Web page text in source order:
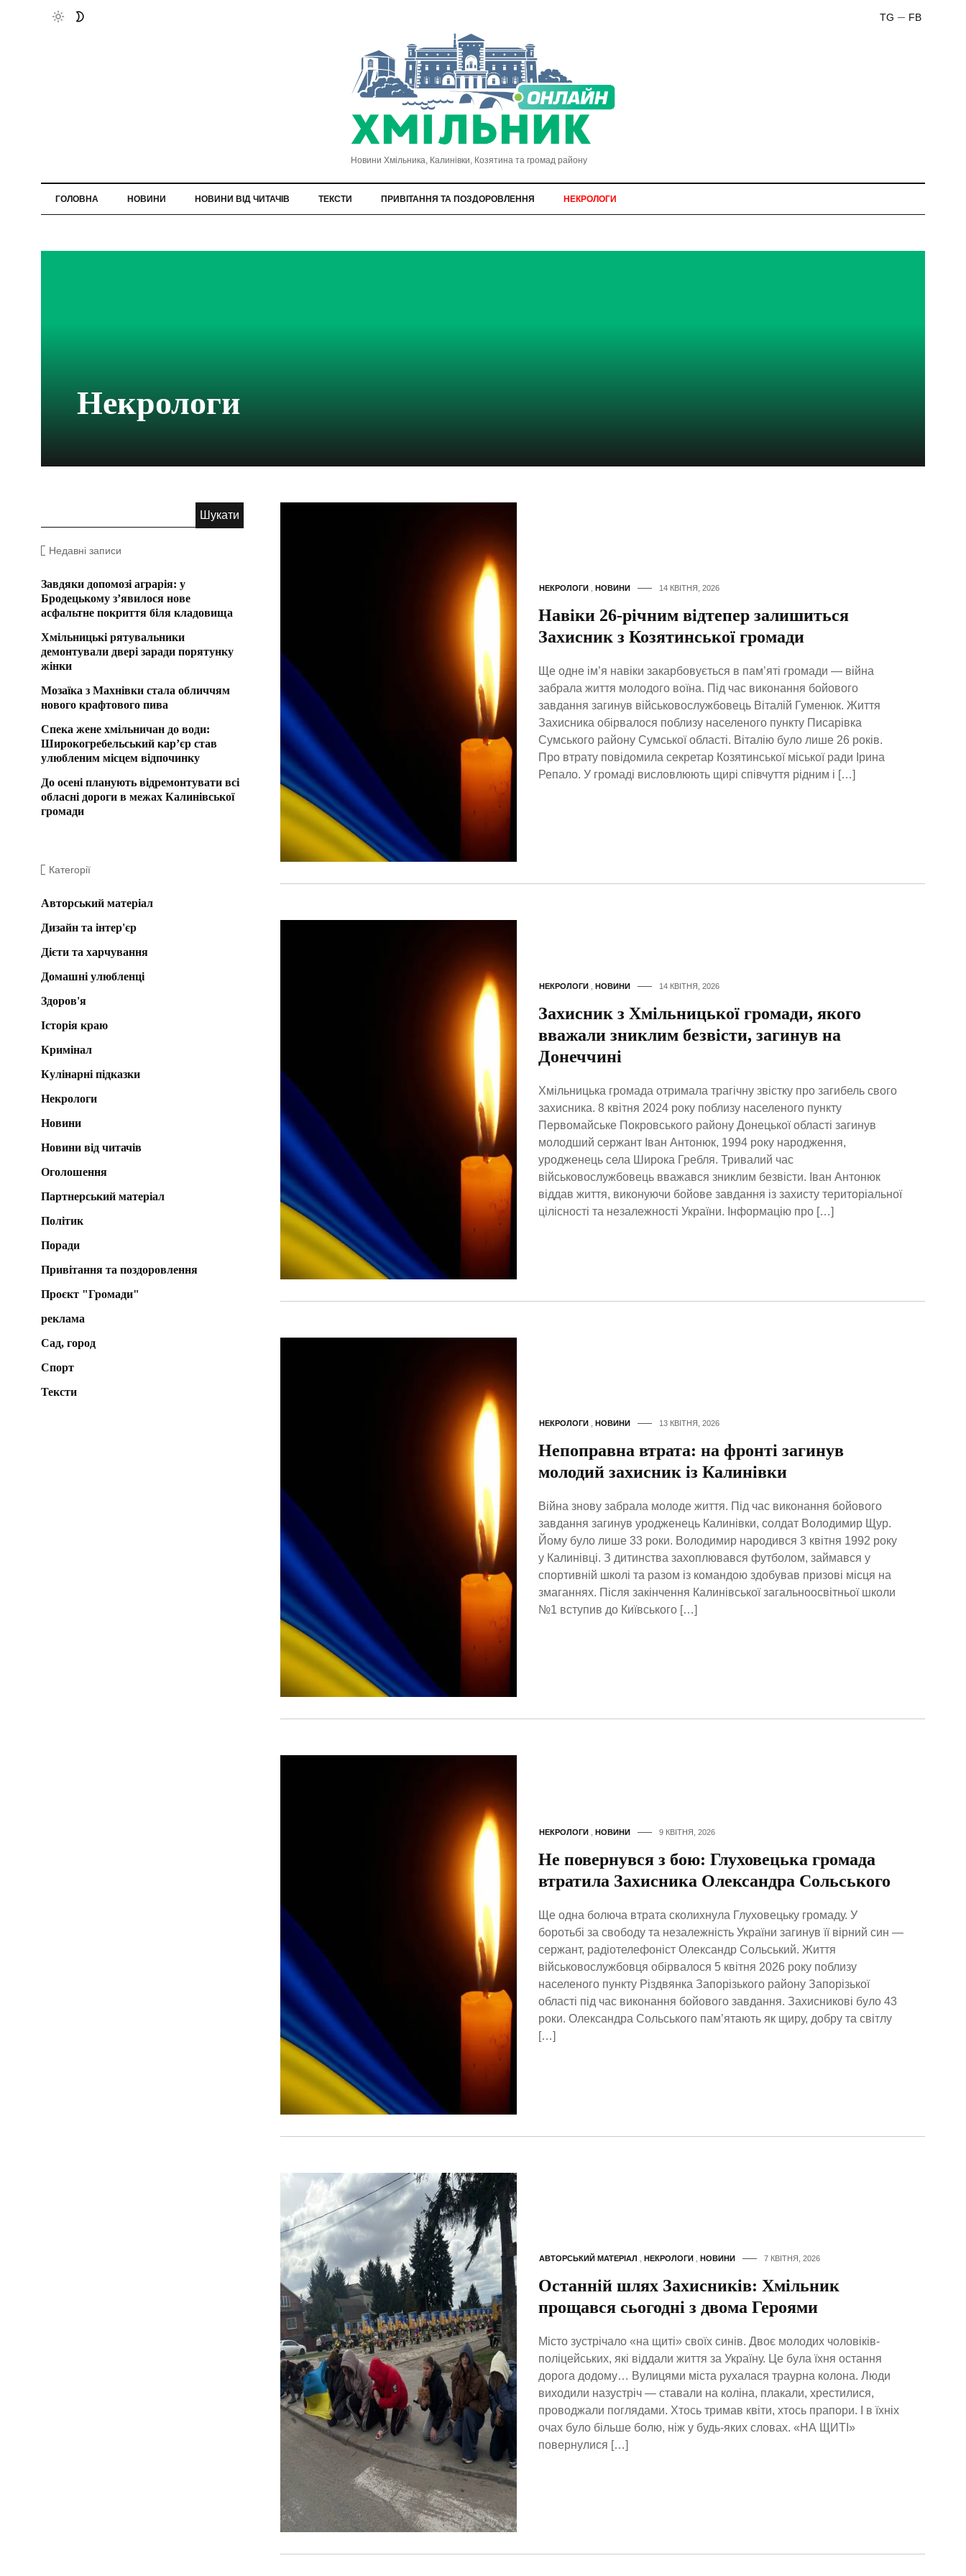
FB
TG
Новини Хмільника, Калинівки, Козятина та громад району
ГОЛОВНА НОВИНИ НОВИНИ ВІД ЧИТАЧІВ ТЕКСТИ ПРИВІТАННЯ ТА ПОЗДОРОВЛЕННЯ НЕКРОЛОГИ
Некрологи
НЕКРОЛОГИ, НОВИНИ 14 КВІТНЯ, 2026
Навіки 26-річним відтепер залишиться
Захисник з Козятинської громади
Ще одне ім’я навіки закарбовується в пам’яті громади — війна
забрала життя молодого воїна. Під час виконання бойового
завдання загинув військовослужбовець Віталій Гуменюк. Життя
Захисника обірвалося поблизу населеного пункту Писарівка
Сумського району Сумської області. Віталію було лише 26 років.
Про втрату повідомила секретар Козятинської міської ради Ірина
Репало. У громаді висловлюють щирі співчуття рідним і […]
НЕКРОЛОГИ, НОВИНИ 14 КВІТНЯ, 2026
Захисник з Хмільницької громади, якого
вважали зниклим безвісти, загинув на
Донеччині
Хмільницька громада отримала трагічну звістку про загибель свого
захисника. 8 квітня 2024 року поблизу населеного пункту
Первомайське Покровського району Донецької області загинув
молодший сержант Іван Антонюк, 1994 року народження,
уродженець села Широка Гребля. Тривалий час
військовослужбовець вважався зниклим безвісти. Іван Антонюк
віддав життя, виконуючи бойове завдання із захисту територіальної
цілісності та незалежності України. Інформацію про […]
НЕКРОЛОГИ, НОВИНИ 13 КВІТНЯ, 2026
Непоправна втрата: на фронті загинув
молодий захисник із Калинівки
Війна знову забрала молоде життя. Під час виконання бойового
завдання загинув уродженець Калинівки, солдат Володимир Щур.
Йому було лише 33 роки. Володимир народився 3 квітня 1992 року
у Калинівці. З дитинства захоплювався футболом, займався у
спортивній школі та разом із командою здобував призові місця на
змаганнях. Після закінчення Калинівської загальноосвітньої школи
№1 вступив до Київського […]
НЕКРОЛОГИ, НОВИНИ 9 КВІТНЯ, 2026
Не повернувся з бою: Глуховецька громада
втратила Захисника Олександра Сольського
Ще одна болюча втрата сколихнула Глуховецьку громаду. У
боротьбі за свободу та незалежність України загинув її вірний син —
сержант, радіотелефоніст Олександр Сольський. Життя
військовослужбовця обірвалося 5 квітня 2026 року поблизу
населеного пункту Різдвянка Запорізького району Запорізької
області під час виконання бойового завдання. Захисникові було 43
роки. Олександра Сольського пам’ятають як щиру, добру та світлу
[…]
АВТОРСЬКИЙ МАТЕРІАЛ НЕКРОЛОГИ, НОВИНИ 7 КВІТНЯ, 2026
Останній шлях Захисників: Хмільник
прощався сьогодні з двома Героями
Місто зустрічало «на щиті» своїх синів. Двоє молодих чоловіків-
поліцейських, які віддали життя за Україну. Це була їхня остання
дорога додому… Вулицями міста рухалася траурна колона. Люди
виходили назустріч — ставали на коліна, плакали, хрестилися,
проводжали поглядами. Хтось тримав квіти, хтось прапори. І в їхніх
очах було більше болю, ніж у будь-яких словах. «НА ЩИТІ»
повернулися […]
Недавні записи
Завдяки допомозі аграрія: у
Бродецькому з’явилося нове
асфальтне покриття біля кладовища
Хмільницькі рятувальники
демонтували двері заради порятунку
жінки
Мозаїка з Махнівки стала обличчям
нового крафтового пива
Спека жене хмільничан до води:
Широкогребельський кар’єр став
улюбленим місцем відпочинку
До осені планують відремонтувати всі
обласні дороги в межах Калинівської
громади
Категорії
Авторський матеріал
Дизайн та інтер'єр
Дієти та харчування
Домашні улюбленці
Здоров'я
Історія краю
Кримінал
Кулінарні підказки
Некрологи
Новини
Новини від читачів
Оголошення
Партнерський матеріал
Політик
Поради
Привітання та поздоровлення
Проєкт "Громади"
реклама
Сад, город
Спорт
Тексти